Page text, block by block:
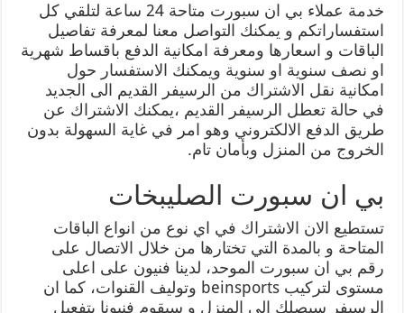
خدمة عملاء بي ان سبورت متاحة 24 ساعة لتلقي كل
استفساراتكم و يمكنك التواصل معنا لمعرفة تفاصيل
الباقات و اسعارها ومعرفة امكانية الدفع باقساط شهرية
او نصف سنوية او سنوية ويمكنك الاستفسار حول
امكانية نقل الاشتراك من الرسيفر القديم الى الجديد
في حالة تعطل الرسيفر القديم ،يمكنك الاشتراك عن
طريق الدفع الالكتروني وهو امر في غاية السهولة بدون
الخروج من المنزل وبأمان تام.
بي ان سبورت الصليبخات
تستطيع الان الاشتراك في اي نوع من انواع الباقات
المتاحة و بالمدة التي تختارها من خلال الاتصال على
رقم بي ان سبورت الموحد، لدينا فنيون على اعلى
مستوى لتركيب beinsports وتوليف القنوات، كما ان
الرسيفر سيصلك الى المنزل و سيقوم فنيونا بتفعيل